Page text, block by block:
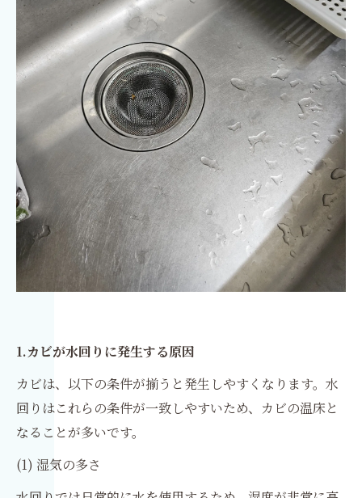
1.カビが水回りに発生する原因
カビは、以下の条件が揃うと発生しやすくなります。水
回りはこれらの条件が一致しやすいため、カビの温床と
なることが多いです。
(1) 湿気の多さ